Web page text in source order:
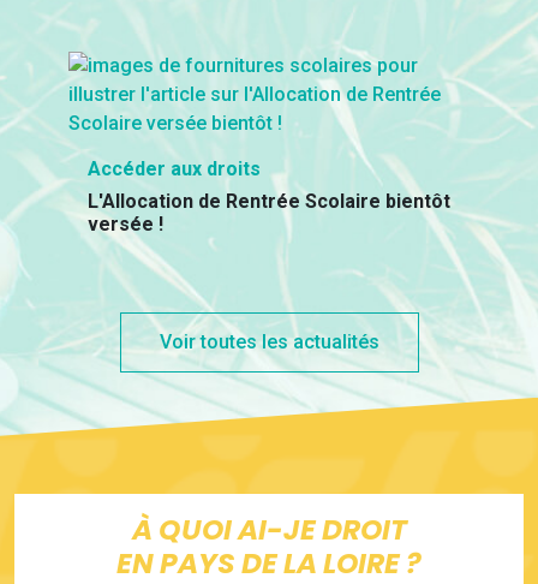
Accéder aux droits
L'Allocation de Rentrée Scolaire bientôt
versée !
Voir toutes les actualités
À QUOI AI-JE DROIT
EN PAYS DE LA LOIRE ?